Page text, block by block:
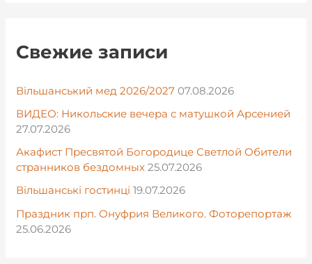
Свежие записи
Вільшанський мед 2026/2027 07.08.2026
ВИДЕО: Никольские вечера с матушкой Арсенией
27.07.2026
Акафист Пресвятой Богородице Светлой Обители
странников бездомных 25.07.2026
Вільшанські гостинці 19.07.2026
Праздник прп. Онуфрия Великого. Фоторепортаж
25.06.2026